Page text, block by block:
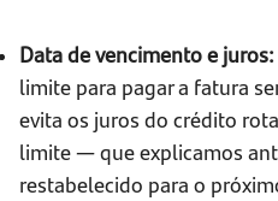
Data de vencimento e juros:
limite para pagar a fatura
evita os juros do crédito
limite — que explicamos
restabelecido para o